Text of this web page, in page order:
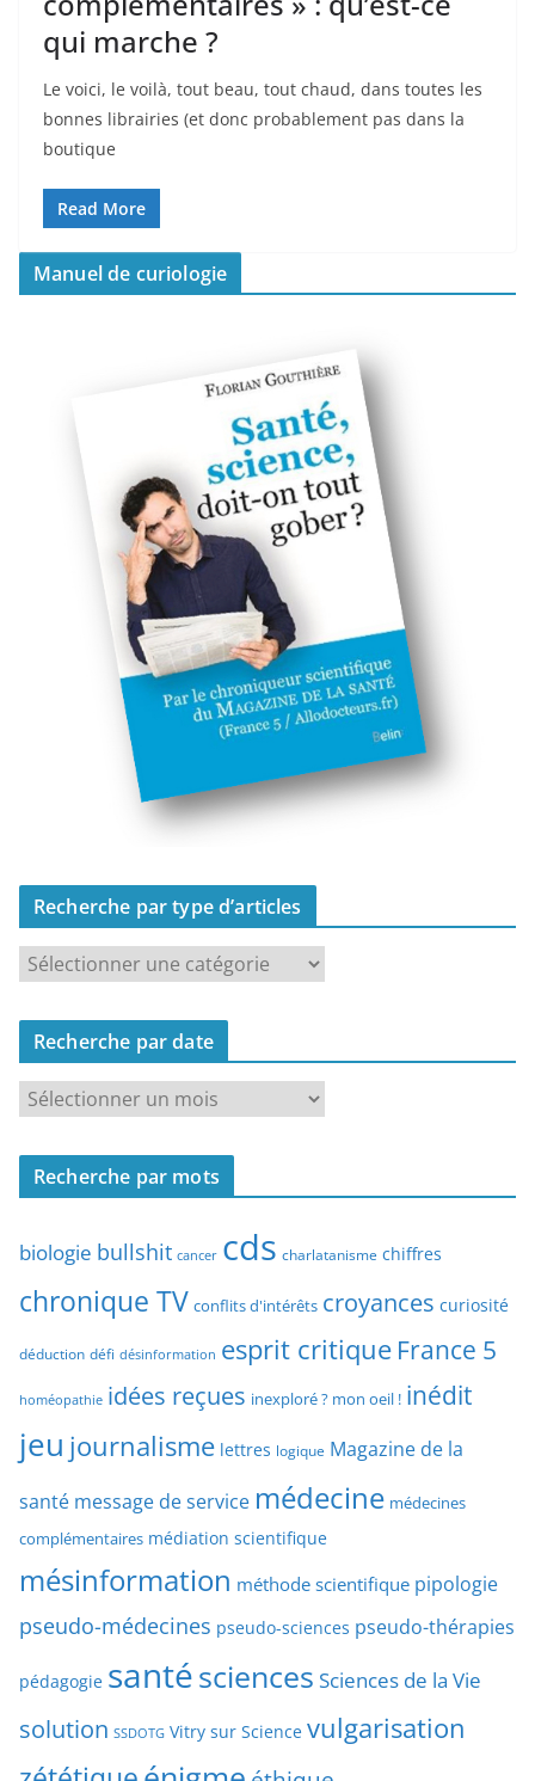
qui marche ?
Le voici, le voilà, tout beau, tout chaud, dans toutes les
bonnes librairies (et donc probablement pas dans la
boutique
Read More
Manuel de curiologie
Recherche par type d’articles
c
e
e
a
y
e
d
’
a
i
c
e
Recherche par date
c
r
h
p
a
t
e
Recherche par mots
biologie bullshit cancer cds charlatanisme chiffres
chronique TV conflits d'intérêts croyances curiosité
déduction défi désinformation esprit critique France 5
homéopathie idées reçues inexploré ? mon oeil ! inédit
jeu journalisme lettres logique Magazine de la
santé message de service médecine médecines
complémentaires médiation scientifique
mésinformation méthode scientifique pipologie
pseudo-médecines pseudo-sciences pseudo-thérapies
pédagogie santésciences Sciences de la Vie
solution SSDOTG Vitry sur Science vulgarisation